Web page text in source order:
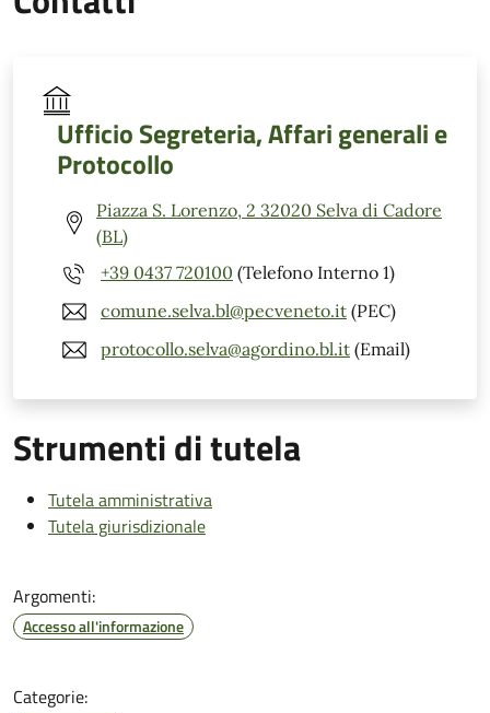
Ufficio Segreteria, Affari generali e
Protocollo
Piazza S. Lorenzo, 2 32020 Selva di Cadore
(BL)
+39 0437 720100 (Telefono Interno 1)
comune.selva.bl@pecveneto.it (PEC)
protocollo.selva@agordino.bl.it (Email)
Strumenti di tutela
Tutela amministrativa
Tutela giurisdizionale
Argomenti:
Accesso all'informazione
Categorie: